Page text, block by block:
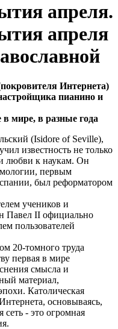
апреля.
апреля
Интернета)
пианино и
мире, в разные года
(Isidore of Seville),
известность не только
любви к наукам. Он
первым
был реформатором
учеников и
Павел II официально
пользователей
20-томного труда
первая в мире
смысла и
материал,
Католическая
основываясь,
- это огромная